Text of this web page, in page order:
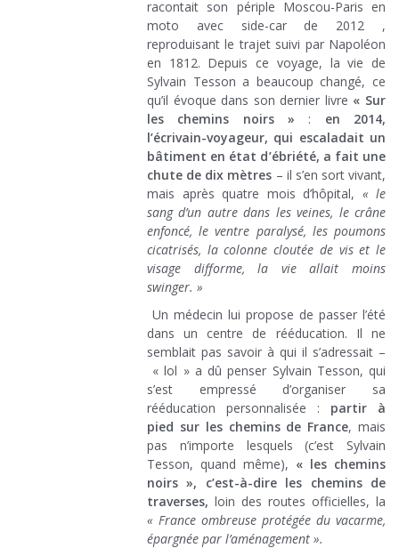
racontait son périple Moscou-Paris en
moto avec side-car de 2012 ,
reproduisant le trajet suivi par Napoléon
en 1812. Depuis ce voyage, la vie de
Sylvain Tesson a beaucoup changé, ce
qu’il évoque dans son dernier livre « Sur
les chemins noirs » : en 2014,
l’écrivain-voyageur, qui escaladait un
bâtiment en état d’ébriété, a fait une
chute de dix mètres – il s’en sort vivant,
mais après quatre mois d’hôpital, « le
sang d’un autre dans les veines, le crâne
enfoncé, le ventre paralysé, les poumons
cicatrisés, la colonne cloutée de vis et le
visage difforme, la vie allait moins
swinger. »
Un médecin lui propose de passer l’été
dans un centre de rééducation. Il ne
semblait pas savoir à qui il s’adressait –
« lol » a dû penser Sylvain Tesson, qui
s’est empressé d’organiser sa
rééducation personnalisée : partir à
pied sur les chemins de France, mais
pas n’importe lesquels (c’est Sylvain
Tesson, quand même), « les chemins
noirs », c’est-à-dire les chemins de
traverses, loin des routes officielles, la
« France ombreuse protégée du vacarme,
épargnée par l’aménagement ».